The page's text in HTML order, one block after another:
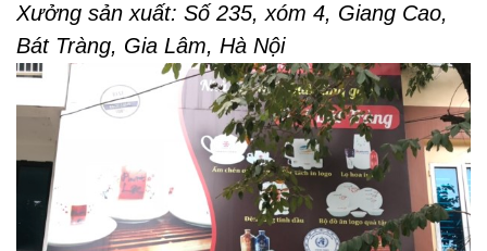
Xưởng sản xuất: Số 235, xóm 4, Giang Cao,
Bát Tràng, Gia Lâm, Hà Nội